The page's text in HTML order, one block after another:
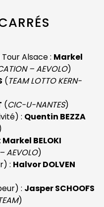
Alsace : Markel
– AEVOLO)
(TEAM LOTTO KERN-
(CIC-U-NANTES)
: Quentin BEZZA
Markel BELOKI
AEVOLO)
: Halvor DOLVEN
: Jasper SCHOOFS
)